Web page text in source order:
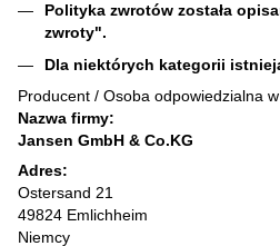
Polityka zwrotów została
zwroty".
Dla niektórych kategorii
Producent / Osoba odpowiedzialna
Nazwa firmy:
Jansen GmbH & Co.KG
Adres:
Ostersand 21
49824 Emlichheim
Niemcy